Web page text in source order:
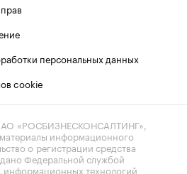
персональных данных
cookie
«РОСБИЗНЕСКОНСАЛТИНГ»,
информационного
о регистрации средства
Федеральной службой
информационных технологий